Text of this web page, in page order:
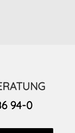
94-0